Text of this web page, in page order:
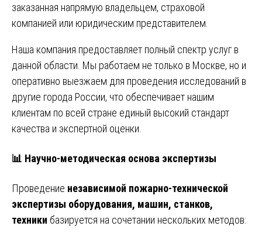
заказанная напрямую владельцем, страховой
компанией или юридическим представителем.
Наша компания предоставляет полный спектр услуг в
данной области. Мы работаем не только в Москве, но и
оперативно выезжаем для проведения исследований в
другие города России, что обеспечивает нашим
клиентам по всей стране единый высокий стандарт
качества и экспертной оценки.
📊 Научно-методическая основа экспертизы
Проведение независимой пожарно-технической
экспертизы оборудования, машин, станков,
техники базируется на сочетании нескольких методов: